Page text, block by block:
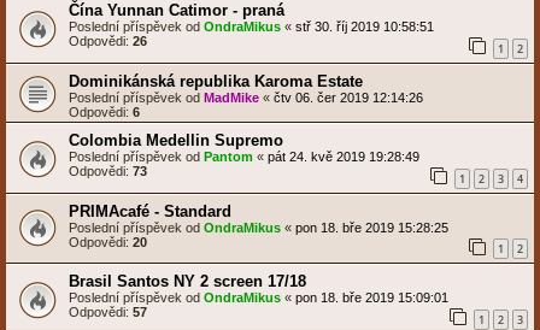
Čína Yunnan Catimor - praná
Poslední příspěvek od OndraMikus « stř 30. říj 2019 10:58:51
Odpovědi: 26 1 2
Dominikánská republika Karoma Estate
Poslední příspěvek od MadMike « čtv 06. čer 2019 12:14:26
Odpovědi: 6
Colombia Medellin Supremo
Poslední příspěvek od Pantom « pát 24. kvě 2019 19:28:49
Odpovědi: 73 1 2 3 4
PRIMAcafé - Standard
Poslední příspěvek od OndraMikus « pon 18. bře 2019 15:28:25
Odpovědi: 20 1 2
Brasil Santos NY 2 screen 17/18
Poslední příspěvek od OndraMikus « pon 18. bře 2019 15:09:01
Odpovědi: 57 1 2 3